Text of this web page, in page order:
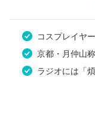
コスプレイヤ
京都・月仲山
ラジオには「